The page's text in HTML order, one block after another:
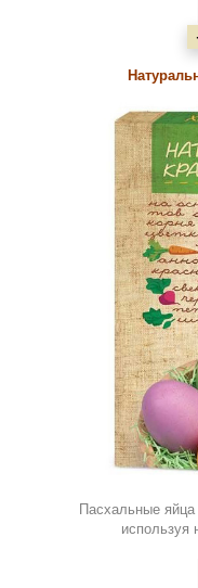
Пасхальные
используя